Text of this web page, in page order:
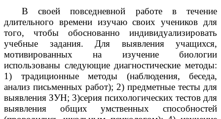
В своей повседневной работе в течение
длительного времени изучаю своих учеников для
того, чтобы обоснованно индивидуализировать
учебные задания. Для выявления учащихся,
мотивированных на изучение биологии
использованы следующие диагностические методы:
1) традиционные методы (наблюдения, беседа,
анализ письменных работ); 2) предметные тесты для
выявления ЗУН; 3)серия психологических тестов для
выявления общих умственных способностей